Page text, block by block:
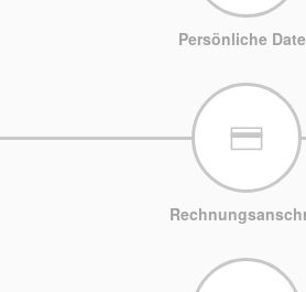
Persönliche